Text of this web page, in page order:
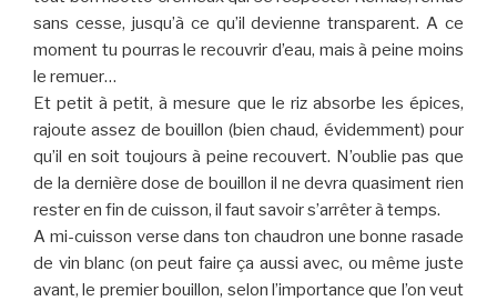
sans cesse, jusqu’à ce qu’il devienne transparent. A ce
moment tu pourras le recouvrir d’eau, mais à peine moins
le remuer…
Et petit à petit, à mesure que le riz absorbe les épices,
rajoute assez de bouillon (bien chaud, évidemment) pour
qu’il en soit toujours à peine recouvert. N’oublie pas que
de la dernière dose de bouillon il ne devra quasiment rien
rester en fin de cuisson, il faut savoir s’arrêter à temps.
A mi-cuisson verse dans ton chaudron une bonne rasade
de vin blanc (on peut faire ça aussi avec, ou même juste
avant, le premier bouillon, selon l’importance que l’on veut